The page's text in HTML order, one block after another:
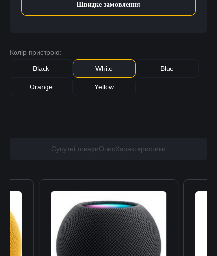
Колір пристрою:
Black White Blue
Orange Yellow
Швидке замовлення
Супутні товариОписХарактеристики